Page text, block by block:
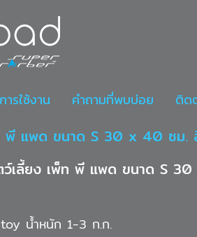
ารใช้งาน คำถามที่พบบ่อย ติด
พี แพด ขนาด S 30 x 40 ซม.
ว์เลี้ยง เพ็ท พี แพด ขนาด S
toy น้ำหนัก 1-3 ก.ก.